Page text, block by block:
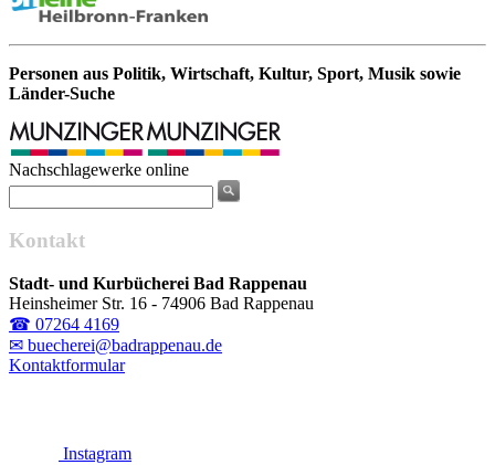
Personen aus Politik, Wirtschaft, Kultur, Sport, Musik sowie
Länder-Suche
Nachschlagewerke online
Kontakt
Stadt- und Kurbücherei Bad Rappenau
Heinsheimer Str. 16 - 74906 Bad Rappenau
☎ 07264 4169
✉ buecherei@badrappenau.de
Kontaktformular
Instagram